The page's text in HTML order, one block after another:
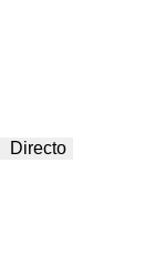
Directo